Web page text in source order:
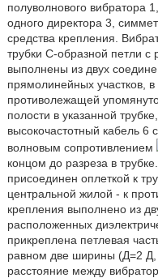
полуволнового вибратора
одного директора 3,
средства крепления.
трубки С-образной петли с
выполнены из двух
прямолинейных участков, в
противолежащей
полости в указанной
высокочастотный кабель 6
волновым сопротивлением
концом до разреза в
присоединен оплеткой к
центральной жилой - к
крепления выполнено из
расположенных
прикреплена петлевая
равном две ширины (Д=2
расстояние между